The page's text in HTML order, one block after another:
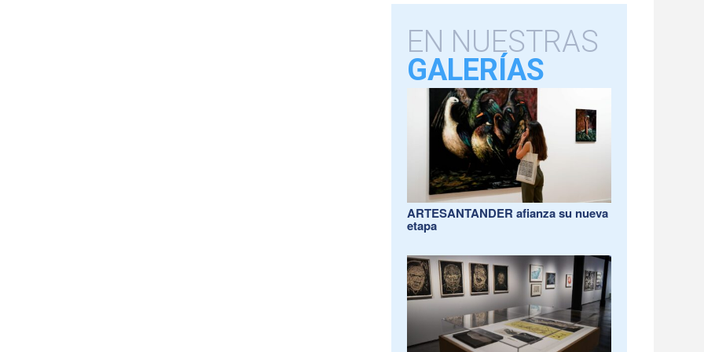
EN NUESTRAS
GALERÍAS
ARTESANTANDER afianza su nueva
etapa